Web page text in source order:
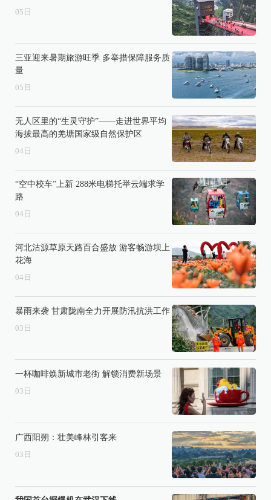
05 日
三亚迎来暑期旅游旺季 多举措保障服务质
量
05 日
无人区里的“生灵守护”——走进世界平均
海拔最高的羌塘国家级自然保护区
04 日
“空中校车”上新 288米电梯托举云端求学
路
04 日
河北沽源草原天路百合盛放 游客畅游坝上
花海
04 日
暴雨来袭 甘肃陇南全力开展防汛抗洪工作
03 日
一杯咖啡焕新城市老街 解锁消费新场景
03 日
广西阳朔：壮美峰林引客来
03 日